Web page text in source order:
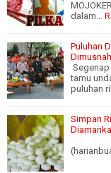
dalam…
Puluhan
tamu
puluhan
Simpan
Ket.